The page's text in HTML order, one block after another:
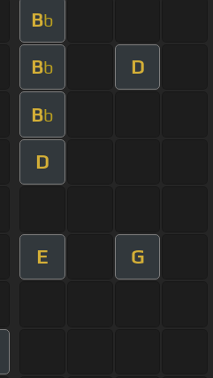
Bb
Bb D
Bb
D
E G